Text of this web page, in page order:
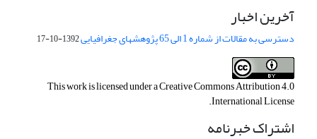
آخرین اخبار
دسترسی به مقالات از شماره 1 الی 65 پژوهشهای جغرافیایی 1392-10-17
This work is licensed under aCreative Commons Attribution 4.0
International License
.
اشتراک خبرنامه